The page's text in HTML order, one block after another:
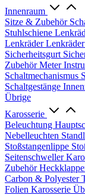
Innenraum
Sitze & Zubehör
Stuhlschiene
Lenkräder
Sicherheitsgurt
ZubehörMeter
Schaltmechanismus
Schaltgestänge
Übrige
Karosserie
Beleuchtung
Nebelleuchten
Stoßstangenlippe
Seitenschweller
Zubehör
Carbon & Polyester
Folien Karosserie